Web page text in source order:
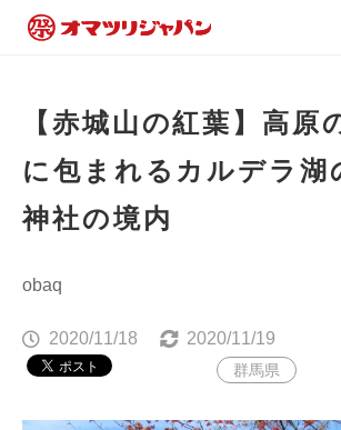
【赤城山の紅葉】高原
に包まれるカルデラ湖
神社の境内
obaq
2020/11/18 2020/11/19
群馬県